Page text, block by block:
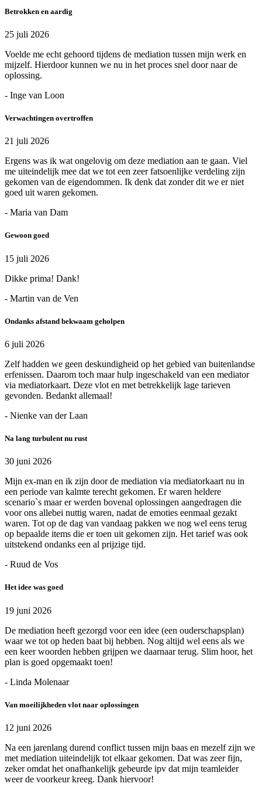
Betrokken en aardig
25 juli 2026
Voelde me echt gehoord tijdens de mediation tussen mijn werk en
mijzelf. Hierdoor kunnen we nu in het proces snel door naar de
oplossing.
- Inge van Loon
Verwachtingen overtroffen
21 juli 2026
Ergens was ik wat ongelovig om deze mediation aan te gaan. Viel
me uiteindelijk mee dat we tot een zeer fatsoenlijke verdeling zijn
gekomen van de eigendommen. Ik denk dat zonder dit we er niet
goed uit waren gekomen.
- Maria van Dam
Gewoon goed
15 juli 2026
Dikke prima! Dank!
- Martin van de Ven
Ondanks afstand bekwaam geholpen
6 juli 2026
Zelf hadden we geen deskundigheid op het gebied van buitenlandse
erfenissen. Daarom toch maar hulp ingeschakeld van een mediator
via mediatorkaart. Deze vlot en met betrekkelijk lage tarieven
gevonden. Bedankt allemaal!
- Nienke van der Laan
Na lang turbulent nu rust
30 juni 2026
Mijn ex-man en ik zijn door de mediation via mediatorkaart nu in
een periode van kalmte terecht gekomen. Er waren heldere
scenario`s maar er werden bovenal oplossingen aangedragen die
voor ons allebei nuttig waren, nadat de emoties eenmaal gezakt
waren. Tot op de dag van vandaag pakken we nog wel eens terug
op bepaalde items die er toen uit gekomen zijn. Het tarief was ook
uitstekend ondanks een al prijzige tijd.
- Ruud de Vos
Het idee was goed
19 juni 2026
De mediation heeft gezorgd voor een idee (een ouderschapsplan)
waar we tot op heden baat bij hebben. Nog altijd wel eens als we
een keer woorden hebben grijpen we daarnaar terug. Slim hoor, het
plan is goed opgemaakt toen!
- Linda Molenaar
Van moeilijkheden vlot naar oplossingen
12 juni 2026
Na een jarenlang durend conflict tussen mijn baas en mezelf zijn we
met mediation uiteindelijk tot elkaar gekomen. Dat was zeer fijn,
zeker omdat het onafhankelijk gebeurde ipv dat mijn teamleider
weer de voorkeur kreeg. Dank hiervoor!